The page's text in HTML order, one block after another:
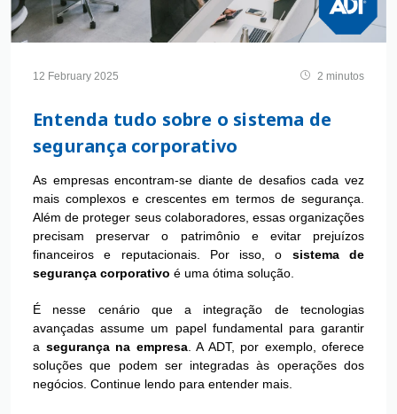
12 February 2025 2 minutos
Entenda tudo sobre o sistema de
segurança corporativo
As empresas encontram-se diante de desafios cada vez
mais complexos e crescentes em termos de segurança.
Além de proteger seus colaboradores, essas organizações
precisam preservar o patrimônio e evitar prejuízos
financeiros e reputacionais. Por isso, o sistema de
segurança corporativo é uma ótima solução.
É nesse cenário que a integração de tecnologias
avançadas assume um papel fundamental para garantir
a segurança na empresa. A ADT, por exemplo, oferece
soluções que podem ser integradas às operações dos
negócios. Continue lendo para entender mais.